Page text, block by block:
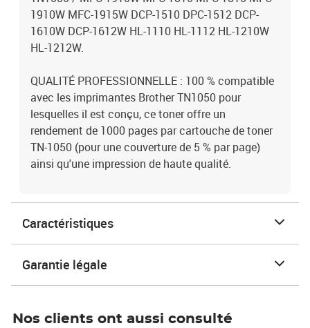
1910W MFC-1915W DCP-1510 DPC-1512 DCP-
1610W DCP-1612W HL-1110 HL-1112 HL-1210W
HL-1212W.
QUALITÉ PROFESSIONNELLE : 100 % compatible
avec les imprimantes Brother TN1050 pour
lesquelles il est conçu, ce toner offre un
rendement de 1000 pages par cartouche de toner
TN-1050 (pour une couverture de 5 % par page)
ainsi qu'une impression de haute qualité.
Caractéristiques
Garantie légale
Nos clients ont aussi consulté